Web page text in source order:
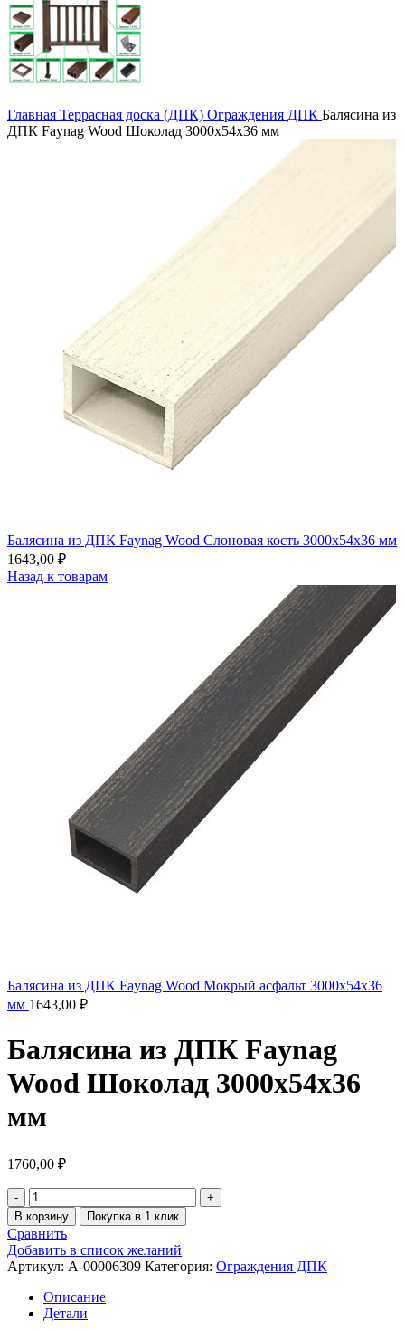
Главная Террасная доска (ДПК) Ограждения ДПК Балясина из
ДПК Faynag Wood Шоколад 3000х54х36 мм
Балясина из ДПК Faynag Wood Слоновая кость 3000х54х36 мм
1643,00 ₽
Назад к товарам
Балясина из ДПК Faynag Wood Мокрый асфальт 3000х54х36
мм 1643,00 ₽
Балясина из ДПК Faynag
Wood Шоколад 3000х54х36
мм
1760,00 ₽
В корзину Покупка в 1 клик
Сравнить
Добавить в список желаний
Артикул: A-00006309 Категория: Ограждения ДПК
Описание
Детали